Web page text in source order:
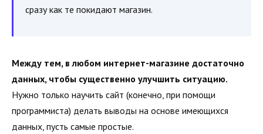
сразу как те покидают магазин.
Между тем, в любом интернет-магазине достаточно
данных, чтобы существенно улучшить ситуацию.
Нужно только научить сайт (конечно, при помощи
программиста) делать выводы на основе имеющихся
данных, пусть самые простые.